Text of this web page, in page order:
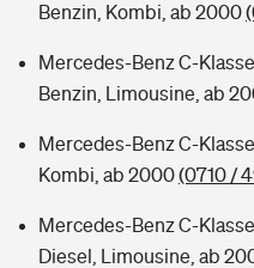
Benzin, Kombi, ab 2000
Mercedes-Benz C-
Benzin, Limousine, ab
Mercedes-Benz C-
Kombi, ab 2000(0710 /
Mercedes-Benz C-
Diesel, Limousine, ab